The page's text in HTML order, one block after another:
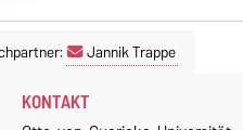
Jannik Trappe
KONTAKT